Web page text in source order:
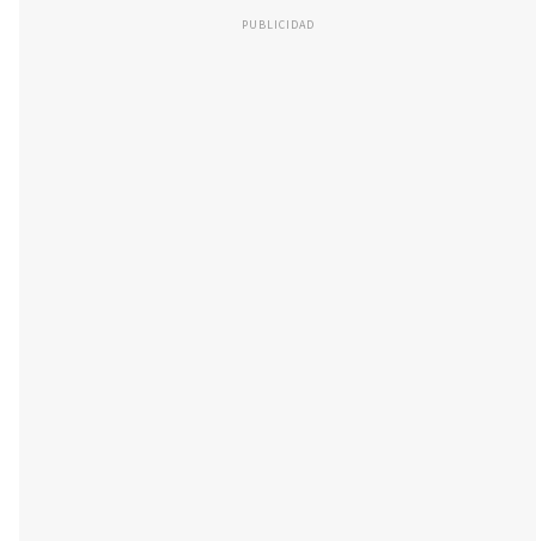
PUBLICIDAD